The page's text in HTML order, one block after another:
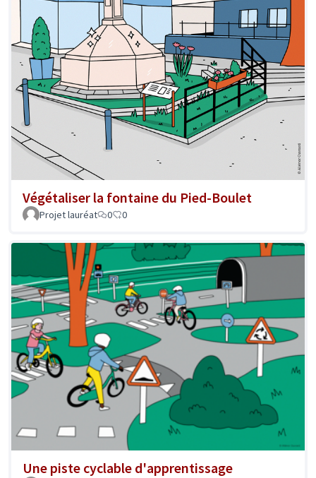
Végétaliser la fontaine du Pied-Boulet
Projet lauréat 0 0
Une piste cyclable d'apprentissage